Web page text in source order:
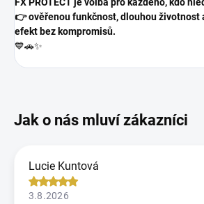
FX PROTECT je volba pro každého, kdo
👉 ověřenou funkčnost, dlouhou životnost
efekt bez kompromisů.
💙🚗✨
Lucie Kuntová
3.8.2026